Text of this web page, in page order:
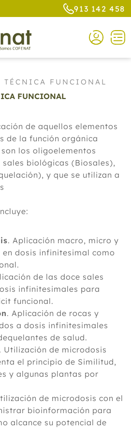
913 142 458
TÉCNICA FUNCIONAL
FUNCIONAL
de aquellos elementos
de la función orgánica
los oligoelementos
biológicas (Biosales),
y que se utilizan a
. Aplicación macro, micro y
dosis infinitesimal como
de las doce sales
infinitesimales para
funcional.
. Aplicación de rocas y
a dosis infinitesimales
de salud.
. Utilización de microdosis
el principio de Similitud,
y algunas plantas por
de microdosis con el
bioinformación para
alcance su potencial de